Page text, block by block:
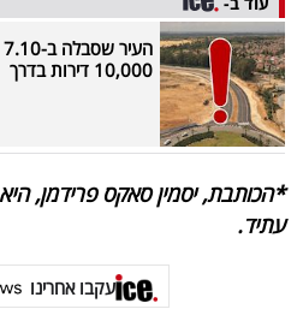
10,000 דירות בדרך
*הכותבת, יסמין סאקס פרידמן,
עתיד.
עקבו אחרינו